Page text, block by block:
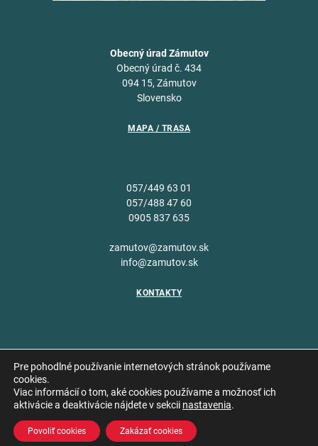
Obecný úrad Zámutov
Obecný úrad č. 434
094 15, Zámutov
Slovensko
MAPA / TRASA
057/449 63 01
057/488 47 60
0905 837 635
zamutov@zamutov.sk
info@zamutov.sk
KONTAKTY
Copyright © 2026 Obec
Pre pohodlné používanie internetových stránok používame
cookies.
Viac informácií o tom, aké cookies používame a možnosť ich
aktivácie a deaktivácie nájdete v sekcii nastavenia.
Povoliť cookies Zakázať cookies